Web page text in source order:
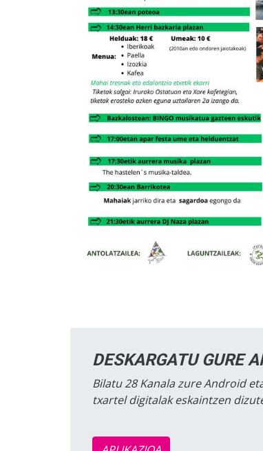
DESKARGATU GURE
Bilatu 28 Kanala zure Android
txartel digitalak eskaintzen